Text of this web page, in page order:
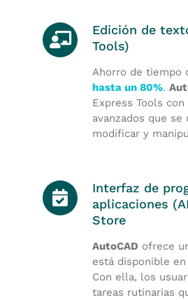
Edición de
Tools)
Ahorro de tiempo
hasta un 80%.
Express Tools
avanzados que se
modificar y
Interfaz de
aplicaciones
Store
AutoCAD ofrece
está disponible en
Con ella, los
tareas rutinarias